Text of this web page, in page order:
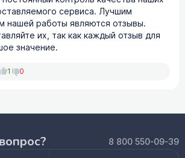
сервиса. Лучшим
нашей работы являются отзывы.
их, так как каждый отзыв для
значение.
1 0
8 800 550-09-39